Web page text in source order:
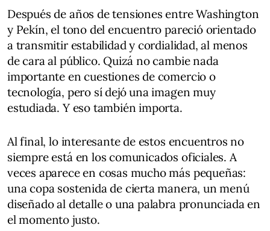
Después de años de tensiones entre Washington
y Pekín, el tono del encuentro pareció orientado
a transmitir estabilidad y cordialidad, al menos
de cara al público. Quizá no cambie nada
importante en cuestiones de comercio o
tecnología, pero sí dejó una imagen muy
estudiada. Y eso también importa.
Al final, lo interesante de estos encuentros no
siempre está en los comunicados oficiales. A
veces aparece en cosas mucho más pequeñas:
una copa sostenida de cierta manera, un menú
diseñado al detalle o una palabra pronunciada en
el momento justo.